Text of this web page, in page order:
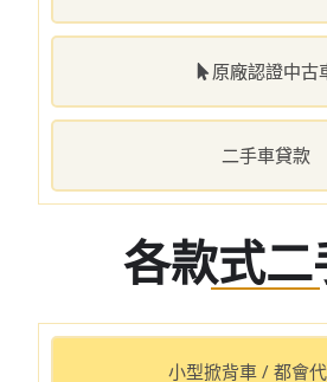
原廠認證中古
二手車貸款
各款式二
小型掀背車 / 都會